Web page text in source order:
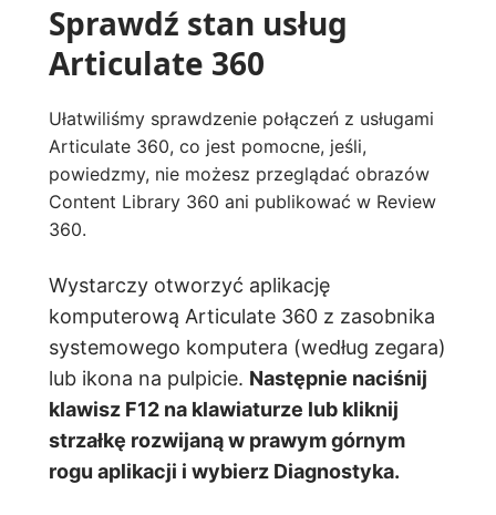
Sprawdź stan usług
Articulate 360
Ułatwiliśmy sprawdzenie połączeń z usługami
Articulate 360, co jest pomocne, jeśli,
powiedzmy, nie możesz przeglądać obrazów
Content Library 360 ani publikować w Review
360.
Wystarczy otworzyć aplikację
komputerową Articulate 360 z zasobnika
systemowego komputera (według zegara)
lub ikona na pulpicie. Następnie naciśnij
klawisz F12 na klawiaturze lub kliknij
strzałkę rozwijaną w prawym górnym
rogu aplikacji i wybierz Diagnostyka.